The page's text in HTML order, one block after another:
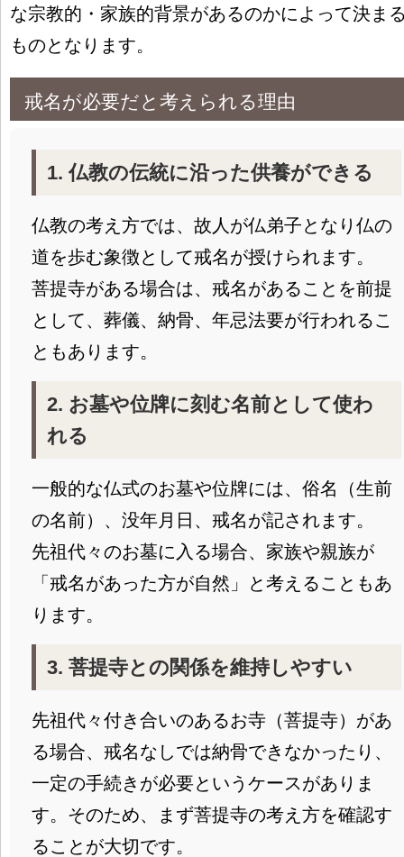
な宗教的・家族的背景があるのかによって決ま
ものとなります。
戒名が必要だと考えられる理由
1. 仏教の伝統に沿った供養ができる
仏教の考え方では、故人が仏弟子となり仏の
道を歩む象徴として戒名が授けられます。
菩提寺がある場合は、戒名があることを前提
として、葬儀、納骨、年忌法要が行われるこ
ともあります。
2. お墓や位牌に刻む名前として使わ
れる
一般的な仏式のお墓や位牌には、俗名（生前
の名前）、没年月日、戒名が記されます。
先祖代々のお墓に入る場合、家族や親族が
「戒名があった方が自然」と考えることもあ
ります。
3. 菩提寺との関係を維持しやすい
先祖代々付き合いのあるお寺（菩提寺）があ
る場合、戒名なしでは納骨できなかったり、
一定の手続きが必要というケースがありま
す。そのため、まず菩提寺の考え方を確認す
ることが大切です。